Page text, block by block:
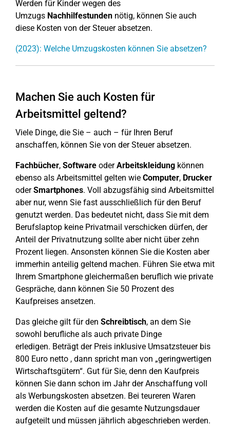
Werden für Kinder wegen des
Umzugs Nachhilfestunden nötig, können Sie auch
diese Kosten von der Steuer absetzen.
(2023): Welche Umzugskosten können Sie absetzen?
Machen Sie auch Kosten für
Arbeitsmittel geltend?
Viele Dinge, die Sie – auch – für Ihren Beruf
anschaffen, können Sie von der Steuer absetzen.
Fachbücher, Software oderArbeitskleidung können
ebenso als Arbeitsmittel gelten wie Computer, Drucker
oderSmartphones. Voll abzugsfähig sind Arbeitsmittel
aber nur, wenn Sie fast ausschließlich für den Beruf
genutzt werden. Das bedeutet nicht, dass Sie mit dem
Berufslaptop keine Privatmail verschicken dürfen, der
Anteil der Privatnutzung sollte aber nicht über zehn
Prozent liegen. Ansonsten können Sie die Kosten aber
immerhin anteilig geltend machen. Führen Sie etwa mit
Ihrem Smartphone gleichermaßen beruflich wie private
Gespräche, dann können Sie 50 Prozent des
Kaufpreises ansetzen.
Das gleiche gilt für den Schreibtisch, an dem Sie
sowohl berufliche als auch private Dinge
erledigen. Beträgt der Preis inklusive Umsatzsteuer bis
800 Euro netto , dann spricht man von „geringwertigen
Wirtschaftsgütern“. Gut für Sie, denn den Kaufpreis
können Sie dann schon im Jahr der Anschaffung voll
als Werbungskosten absetzen. Bei teureren Waren
werden die Kosten auf die gesamte Nutzungsdauer
aufgeteilt und müssen jährlich abgeschrieben werden.